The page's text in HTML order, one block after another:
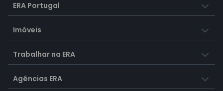
ERA Portugal
Imóveis
Trabalhar na ERA
Agências ERA